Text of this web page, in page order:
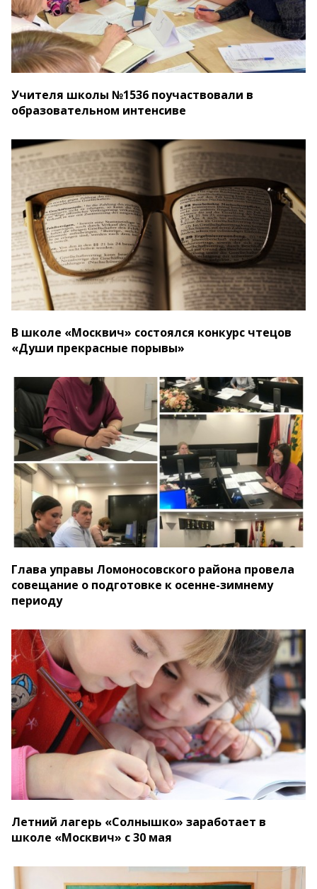
Учителя школы №1536 поучаствовали в
образовательном интенсиве
В школе «Москвич» состоялся конкурс чтецов
«Души прекрасные порывы»
Глава управы Ломоносовского района провела
совещание о подготовке к осенне-зимнему
периоду
Летний лагерь «Солнышко» заработает в
школе «Москвич» с 30 мая